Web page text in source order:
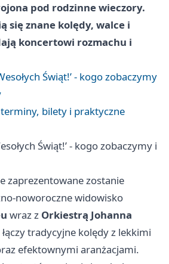
pod rodzinne wieczory.
się znane kolędy, walce i
koncertowi rozmachu i
Świąt!’ - kogo zobaczymy
bilety i praktyczne
Świąt!’ - kogo zobaczymy i
zaprezentowane zostanie
noworoczne widowisko
wraz z Orkiestrą Johanna
tradycyjne kolędy z lekkimi
efektownymi aranżacjami.